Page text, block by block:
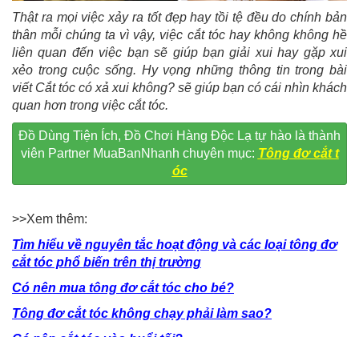
Thật ra mọi việc xảy ra tốt đẹp hay tồi tệ đều do chính bản
thân mỗi chúng ta vì vậy, việc cắt tóc hay không không hề
liên quan đến việc bạn sẽ giúp bạn giải xui hay gặp xui
xẻo trong cuộc sống. Hy vọng những thông tin trong bài
viết Cắt tóc có xả xui không? sẽ giúp bạn có cái nhìn khách
quan hơn trong việc cắt tóc.
Đồ Dùng Tiện Ích, Đồ Chơi Hàng Độc Lạ tự hào là thành
viên Partner MuaBanNhanh chuyên mục: Tông đơ cắt t
óc
>>Xem thêm:
Tìm hiểu về nguyên tắc hoạt động và các loại tông đơ
cắt tóc phổ biến trên thị trường
Có nên mua tông đơ cắt tóc cho bé?
Tông đơ cắt tóc không chạy phải làm sao?